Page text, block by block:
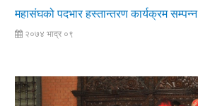
महासंघको पदभार हस्तान्तरण कार्यक्रम सम्पन्न
२०७४ भाद्र ०९